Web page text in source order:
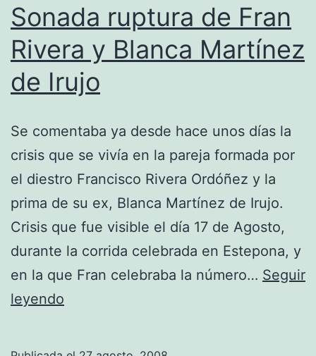
Sonada ruptura de Fran
Rivera y Blanca Martínez
de Irujo
Se comentaba ya desde hace unos días la
crisis que se vivía en la pareja formada por
el diestro Francisco Rivera Ordóñez y la
prima de su ex, Blanca Martínez de Irujo.
Crisis que fue visible el día 17 de Agosto,
durante la corrida celebrada en Estepona, y
en la que Fran celebraba la número… Seguir
leyendo